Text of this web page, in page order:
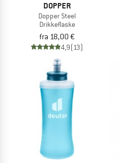
DOPPER
Dopper Steel
Drikkeflaske
fra 18,00 €
4,9(13)